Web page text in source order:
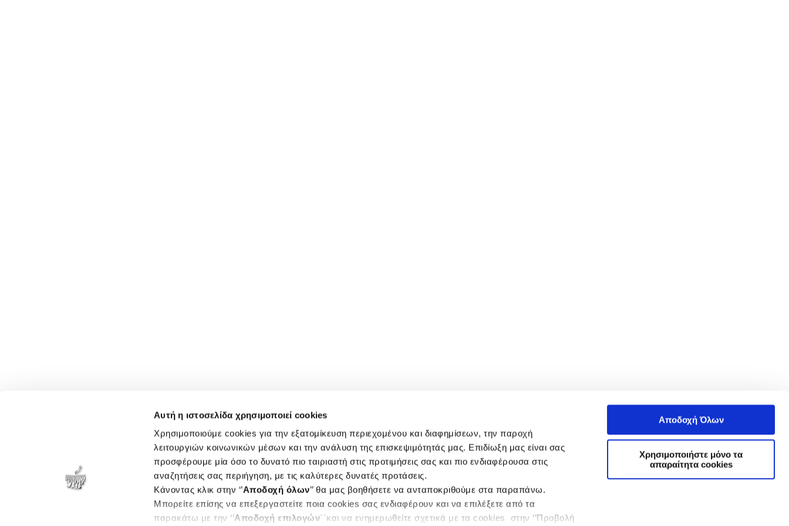
Αυτή η ιστοσελίδα χρησιμοποιεί cookies
Χρησιμοποιούμε cookies για την εξατομίκευση περιεχομένου και διαφημίσεων, την παροχή
λειτουργιών κοινωνικών μέσων και την ανάλυση της επισκεψιμότητάς μας. Επιδίωξη μας είναι σας
προσφέρουμε μία όσο το δυνατό πιο ταιριαστή στις προτιμήσεις σας και πιο ενδιαφέρουσα στις
αναζητήσεις σας περιήγηση, με τις καλύτερες δυνατές προτάσεις.
Κάνοντας κλικ στην ‘’Αποδοχή όλων’’ θα μας βοηθήσετε να ανταποκριθούμε στα παραπάνω.
Μπορείτε επίσης να επεξεργαστείτε ποια cookies σας ενδιαφέρουν και να επιλέξετε από τα
παρακάτω με την ‘’Αποδοχή επιλογών΄΄και να ενημερωθείτε σχετικά με τα cookies στην ‘’Προβολή
Αποδοχή Όλων
Χρησιμοποιήστε μόνο τα
απαραίτητα cookies